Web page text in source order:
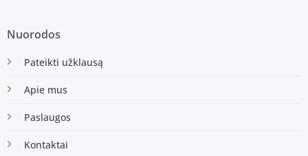
Nuorodos
Pateikti užklausą
Apie mus
Paslaugos
Kontaktai